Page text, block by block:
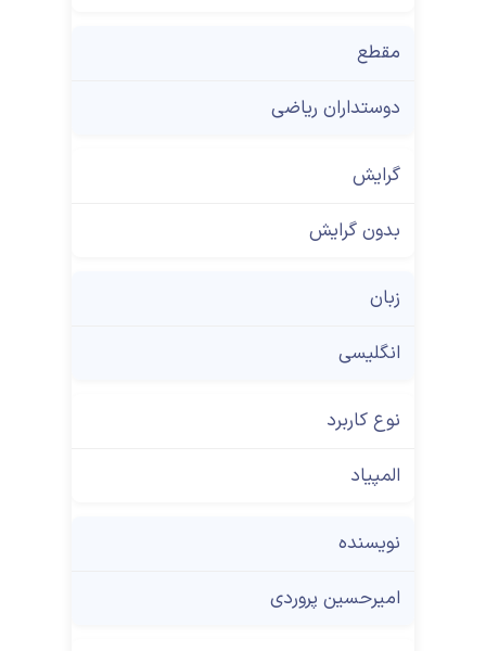
مقطع
دوستداران ریاضی
گرایش
بدون گرایش
زبان
انگلیسی
نوع کاربرد
المپیاد
نویسنده
امیرحسین پروردی